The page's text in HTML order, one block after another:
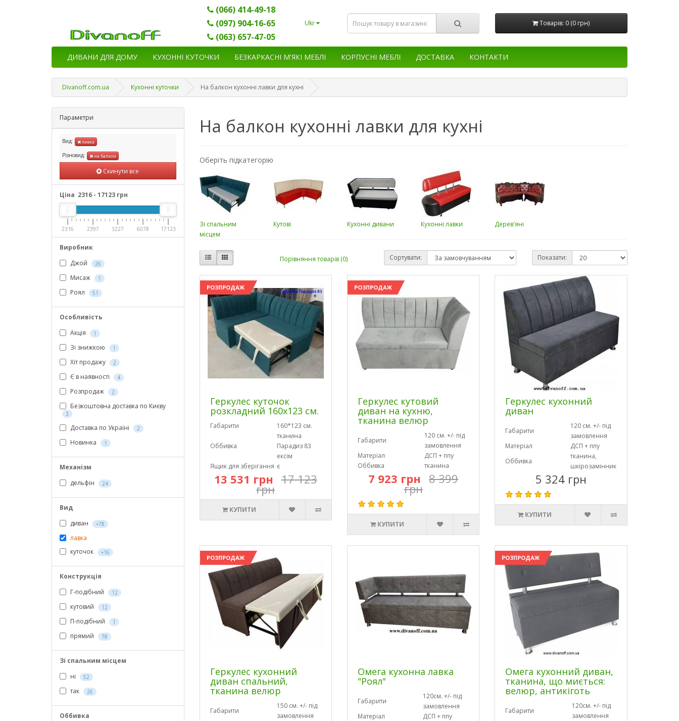
(066) 414-49-18
(097) 904-16-65
(063) 657-47-05
Ukr Товарів: 0 (0 грн)
ДИВАНИ ДЛЯ ДОМУ КУХОННІ КУТОЧКИ БЕЗКАРКАСНІ М'ЯКІ МЕБЛІ КОРПУСНІ МЕБЛІ ДОСТАВКА КОНТАКТИ
Divanoff.com.ua Кухонні куточки На балкон кухонні лавки для кухні
Параметри
Вид: лавка
Різновид: на балкон
Скинути все
Ціна 2316 - 17123 грн
2316 2397 3227 6078 17123
Виробник
Джой
26
Мисаж 1
Роял 51
Особливість
Акція
1
Зі знижкою 1
Хіт продажу 2
Є в наявності 4
Розпродаж 2
Безкоштовна доставка по Києву
3
Доставка по Україні 2
Новинка 1
Механізм
дельфін
24
Вид
диван
+78
лавка
куточок
+16
Конструкція
Г-подібний
12
кутовий 12
П-подібний 1
прямий 78
Зі спальним місцем
ні
52
так 26
Оббивка
На балкон кухонні лавки для кухні
Оберіть підкатегорію
Зі спальним
місцем
Кутові Кухонні дивани Кухонні лавки Дерев'яні
Порівняння товарів (0) Сортувати: Показати:
РОЗПРОДАЖ
Геркулес куточок
розкладний 160х123 см.
Габарити 160*123 см.
Оббивка
тканина
Парадиз 83
ексім
Ящик для зберігання є
13 531 грн 17 123
грн
КУПИТИ
РОЗПРОДАЖ
Геркулес кутовий
диван на кухню,
тканина велюр
Габарити
120 см. +/- під
замовлення
Матеріал
ДСП + ппу
Оббивка
тканина
7 923 грн 8 399
грн
КУПИТИ
Геркулес кухонний
диван
Габарити
120 см. +/- під
замовлення
Матеріал
ДСП + ппу
Оббивка
тканина,
шкірозамінник
5 324 грн
КУПИТИ
РОЗПРОДАЖ
Геркулес кухонний
диван спальний,
тканина велюр
Габарити
150 см. +/- під
замовлення
Омега кухонна лавка
"Роял"
Габарити
120см. +/- під
замовлення
Матеріал
ДСП + ппу
РОЗПРОДАЖ
Омега кухонний диван,
тканина, що миється:
велюр, антикіготь
Габарити
120см. +/- під
замовлення